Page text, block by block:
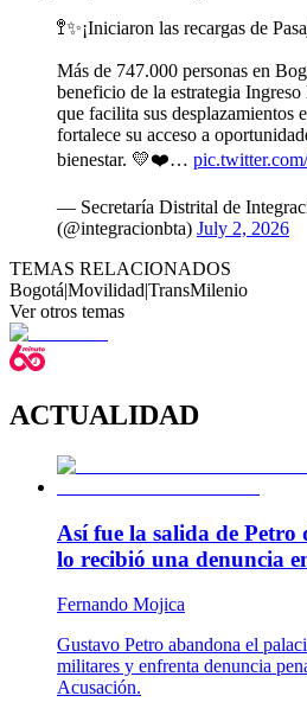
🚏✨¡Iniciaron las recargas de
Más de 747.000 personas en
beneficio de la estrategia
que facilita sus desplazamientos
fortalece su acceso a
bienestar. 💛❤️…
— Secretaría Distrital de
(@integracionbta) July 2, 2026
TEMAS RELACIONADOS
Bogotá|Movilidad|TransMilenio
Ver otros temas
ACTUALIDAD
Así fue la salida de Petro
lo recibió una denuncia
Fernando Mojica
Gustavo Petro abandona el
militares y enfrenta denuncia
Acusación.